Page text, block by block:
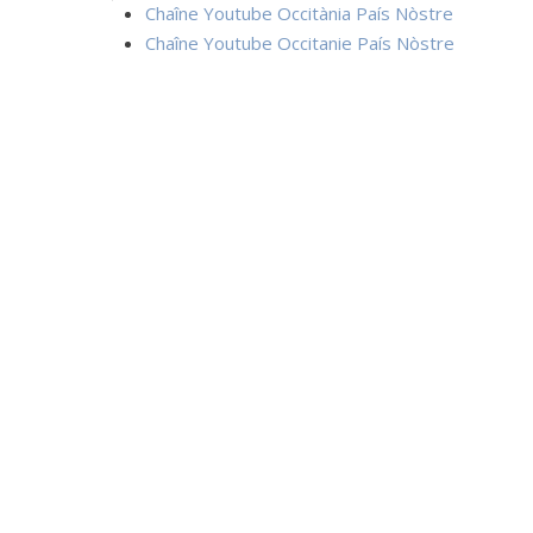
Chaîne Youtube Occitània País Nòstre
Chaîne Youtube Occitanie País Nòstre